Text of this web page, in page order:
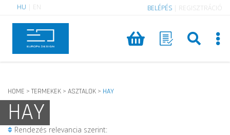
HU EN BELÉPÉS REGISZTRÁCIÓ
HOME > TERMEKEK > ASZTALOK > HAY
HAY
Rendezés relevancia szerint: